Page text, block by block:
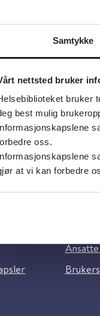
Samtykke
nettsted bruker
bruker
best mulig
oss.
at vi kan forbedre